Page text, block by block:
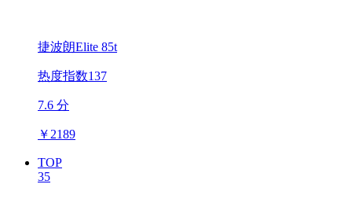
捷波朗Elite 85t
热度指数137
7.6 分
￥ 2189
TOP
35